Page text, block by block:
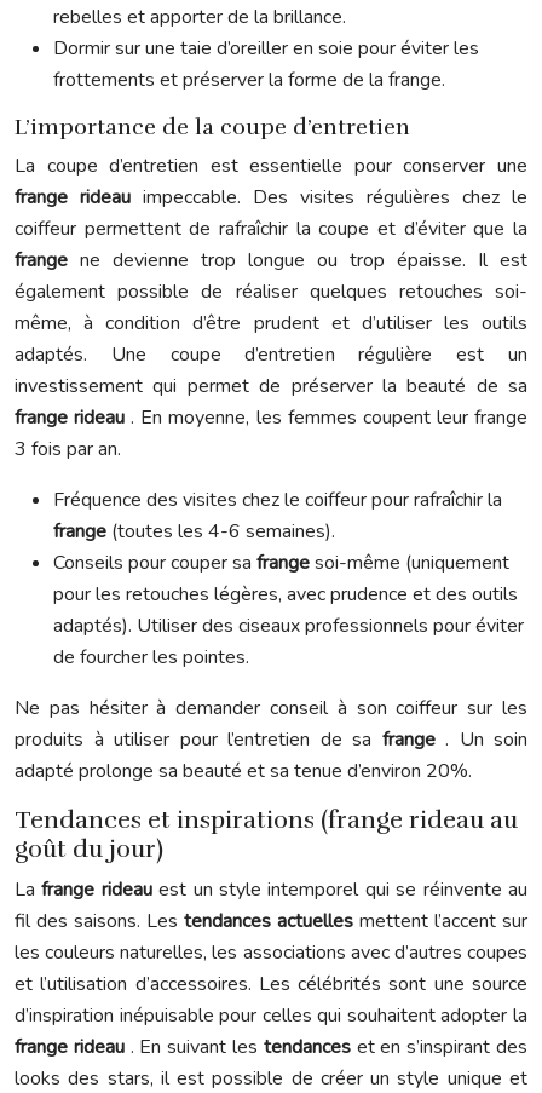
rebelles et apporter de la brillance.
Dormir sur une taie d’oreiller en soie pour éviter les
frottements et préserver la forme de la frange.
L’importance de la coupe d’entretien
La coupe d’entretien est essentielle pour conserver une
frange rideau impeccable. Des visites régulières chez le
coiffeur permettent de rafraîchir la coupe et d’éviter que la
frange ne devienne trop longue ou trop épaisse. Il est
également possible de réaliser quelques retouches soi-
même, à condition d’être prudent et d’utiliser les outils
adaptés. Une coupe d’entretien régulière est un
investissement qui permet de préserver la beauté de sa
frange rideau. En moyenne, les femmes coupent leur frange
3 fois par an.
Fréquence des visites chez le coiffeur pour rafraîchir la
frange (toutes les 4-6 semaines).
Conseils pour couper sa frangesoi-même (uniquement
pour les retouches légères, avec prudence et des outils
adaptés). Utiliser des ciseaux professionnels pour éviter
de fourcher les pointes.
Ne pas hésiter à demander conseil à son coiffeur sur les
produits à utiliser pour l’entretien de sa frange . Un soin
adapté prolonge sa beauté et sa tenue d’environ 20%.
Tendances et inspirations (frange rideau au
goût du jour)
Lafrange rideauest un style intemporel qui se réinvente au
fil des saisons. Les tendances actuelles mettent l’accent sur
les couleurs naturelles, les associations avec d’autres coupes
et l’utilisation d’accessoires. Les célébrités sont une source
d’inspiration inépuisable pour celles qui souhaitent adopter la
frange rideau . En suivant les tendances et en s’inspirant des
looks des stars, il est possible de créer un style unique et